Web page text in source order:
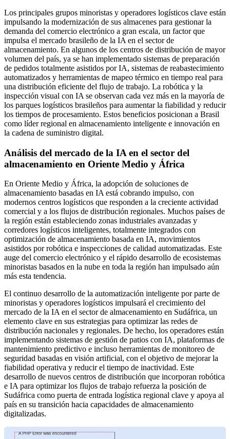
Los principales grupos minoristas y operadores logísticos clave están
impulsando la modernización de sus almacenes para gestionar la
demanda del comercio electrónico a gran escala, un factor que
impulsa el mercado brasileño de la IA en el sector de
almacenamiento. En algunos de los centros de distribución de mayor
volumen del país, ya se han implementado sistemas de preparación
de pedidos totalmente asistidos por IA, sistemas de reabastecimiento
automatizados y herramientas de mapeo térmico en tiempo real para
una distribución eficiente del flujo de trabajo. La robótica y la
inspección visual con IA se observan cada vez más en la mayoría de
los parques logísticos brasileños para aumentar la fiabilidad y reducir
los tiempos de procesamiento. Estos beneficios posicionan a Brasil
como líder regional en almacenamiento inteligente e innovación en
la cadena de suministro digital.
Análisis del mercado de la IA en el sector del
almacenamiento en Oriente Medio y África
En Oriente Medio y África, la adopción de soluciones de
almacenamiento basadas en IA está cobrando impulso, con
modernos centros logísticos que responden a la creciente actividad
comercial y a los flujos de distribución regionales. Muchos países de
la región están estableciendo zonas industriales avanzadas y
corredores logísticos inteligentes, totalmente integrados con
optimización de almacenamiento basada en IA, movimientos
asistidos por robótica e inspecciones de calidad automatizadas. Este
auge del comercio electrónico y el rápido desarrollo de ecosistemas
minoristas basados ​​en la nube en toda la región han impulsado aún
más esta tendencia.
El continuo desarrollo de la automatización inteligente por parte de
minoristas y operadores logísticos impulsará el crecimiento del
mercado de la IA en el sector de almacenamiento en Sudáfrica, un
elemento clave en sus estrategias para optimizar las redes de
distribución nacionales y regionales. De hecho, los operadores están
implementando sistemas de gestión de patios con IA, plataformas de
mantenimiento predictivo e incluso herramientas de monitoreo de
seguridad basadas en visión artificial, con el objetivo de mejorar la
fiabilidad operativa y reducir el tiempo de inactividad. Este
desarrollo de nuevos centros de distribución que incorporan robótica
e IA para optimizar los flujos de trabajo refuerza la posición de
Sudáfrica como puerta de entrada logística regional clave y apoya al
país en su transición hacia capacidades de almacenamiento
digitalizadas.